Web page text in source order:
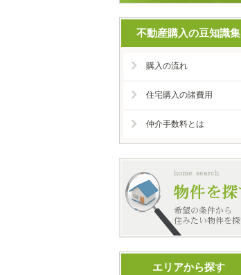
不動産購入の豆知識集
購入の流れ
住宅購入の諸費用
仲介手数料とは
エリアから探す